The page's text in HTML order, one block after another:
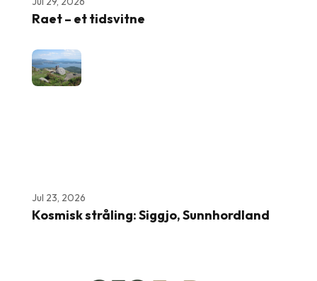
Raet – et tidsvitne
Jul 23, 2026
Kosmisk stråling: Siggjo, Sunnhordland